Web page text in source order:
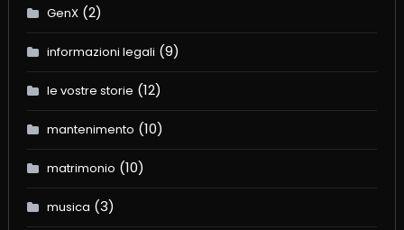
GenX(2)
informazioni legali (9)
le vostre storie (12)
mantenimento (10)
matrimonio (10)
musica (3)